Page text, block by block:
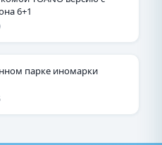
6+1
парке иномарки